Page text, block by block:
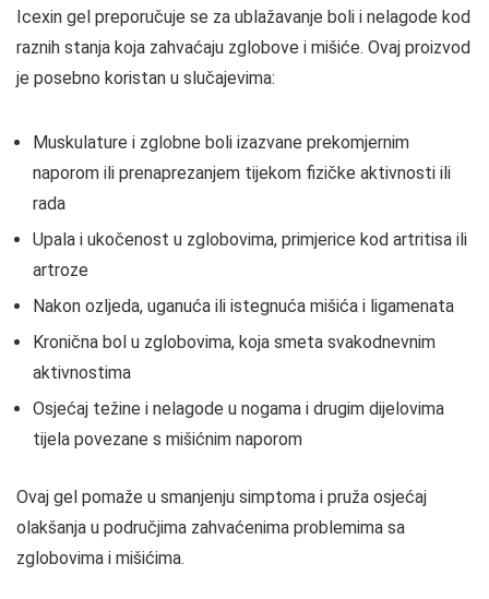
Icexin gel preporučuje se za ublažavanje boli i nelagode kod
raznih stanja koja zahvaćaju zglobove i mišiće. Ovaj proizvod
je posebno koristan u slučajevima:
Muskulature i zglobne boli izazvane prekomjernim
naporom ili prenaprezanjem tijekom fizičke aktivnosti ili
rada
Upala i ukočenost u zglobovima, primjerice kod artritisa ili
artroze
Nakon ozljeda, uganuća ili istegnuća mišića i ligamenata
Kronična bol u zglobovima, koja smeta svakodnevnim
aktivnostima
Osjećaj težine i nelagode u nogama i drugim dijelovima
tijela povezane s mišićnim naporom
Ovaj gel pomaže u smanjenju simptoma i pruža osjećaj
olakšanja u područjima zahvaćenima problemima sa
zglobovima i mišićima.